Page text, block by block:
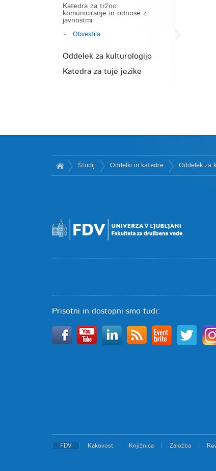
Katedra za tržno
komuniciranje in odnose z
javnostmi
Obvestila
Oddelek za kulturologijo
Katedra za tuje jezike
Študij Oddelki in katedre Oddelek za
Prisotni in dostopni smo tudi:
FDV Kakovost Knjižnica Založba